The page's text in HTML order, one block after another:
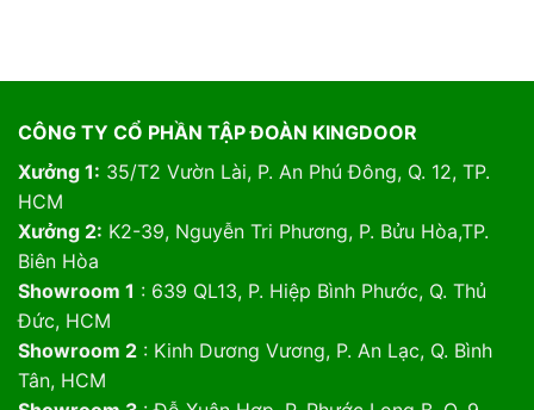
CÔNG TY CỔ PHẦN TẬP ĐOÀN KINGDOOR
Xưởng 1: 35/T2 Vườn Lài, P. An Phú Đông, Q. 12, TP.
HCM
Xưởng 2: K2-39, Nguyễn Tri Phương, P. Bửu Hòa,TP.
Biên Hòa
Showroom 1 : 639 QL13, P. Hiệp Bình Phước, Q. Thủ
Đức, HCM
Showroom 2: Kinh Dương Vương, P. An Lạc, Q. Bình
Tân, HCM